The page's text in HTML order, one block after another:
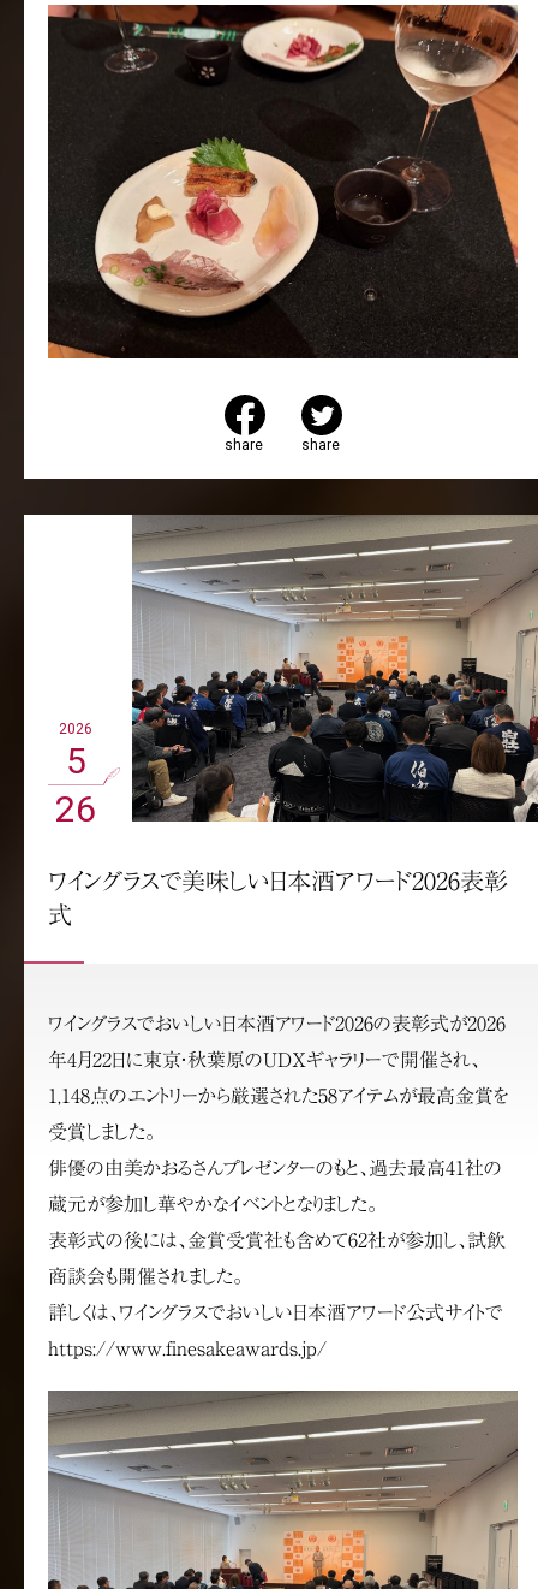
share share
2026
5
26
ワイングラスで美味しい日本酒アワード2026表彰
式
ワイングラスでおいしい日本酒アワード2026の表彰式が2026
年4月22日に東京・秋葉原のUDXギャラリーで開催され、
1,148点のエントリーから厳選された58アイテムが最高金賞を
受賞しました。
俳優の由美かおるさんプレゼンターのもと、過去最高41社の
蔵元が参加し華やかなイベントとなりました。
表彰式の後には、金賞受賞社も含めて62社が参加し、試飲
商談会も開催されました。
詳しくは、ワイングラスでおいしい日本酒アワード公式サイトで
https://www.finesakeawards.jp/